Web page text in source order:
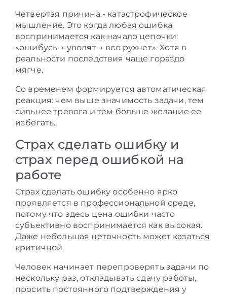
Четвертая причина - катастрофическое
мышление. Это когда любая ошибка
воспринимается как начало цепочки:
«ошибусь → уволят → все рухнет». Хотя в
реальности последствия чаще гораздо
мягче.
Со временем формируется автоматическая
реакция: чем выше значимость задачи, тем
сильнее тревога и тем больше желание ее
избегать.
Страх сделать ошибку и
страх перед ошибкой на
работе
Страх сделать ошибку особенно ярко
проявляется в профессиональной среде,
потому что здесь цена ошибки часто
субъективно воспринимается как высокая.
Даже небольшая неточность может казаться
критичной.
Человек начинает перепроверять задачи по
нескольку раз, откладывать сдачу работы,
просить постоянного подтверждения у